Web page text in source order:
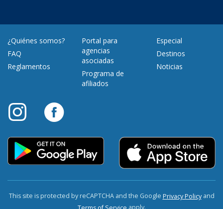
¿Quiénes somos?
FAQ
Reglamentos
Portal para
agencias
asociadas
Programa de
afiliados
Especial
Destinos
Noticias
This site is protected by reCAPTCHA and the Google Privacy Policyand